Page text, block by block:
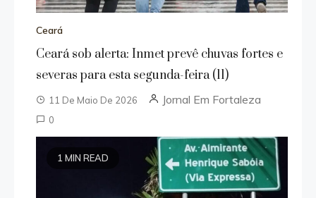
Ceará
Ceará sob alerta: Inmet prevê chuvas fortes e
severas para esta segunda-feira (11)
11 De Maio De 2026 Jornal Em Fortaleza
0
1 MIN READ